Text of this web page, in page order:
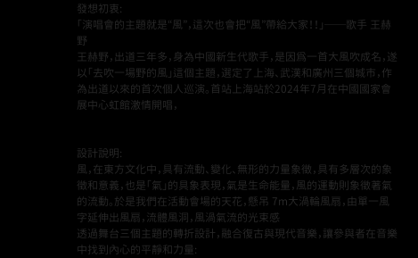
發想初衷:
「演唱會的主題就是“風”，這次也會把“風”帶給大家！！」──歌手 王赫
野
王赫野，出道三年多，身為中國新生代歌手，是因爲一首大風吹成名，遂
以「去吹一場野的風」這個主題，選定了上海、武漢和廣州三個城市，作
為出道以來的首次個人巡演。首站上海站於2024年7月在中國國家會
展中心虹館激情開唱，
設計說明:
風，在東方文化中，具有流動、變化、無形的力量象徵，具有多層次的象
徵和意義，也是「氣」的具象表現，氣是生命能量，風的運動則象徵著氣
的流動。於是我們在活動會場的天花，懸吊 7m大渦輪風扇，由單一風
字延伸出風扇，流體風洞，風渦氣流的光束感
透過舞台三個主題的轉折設計，融合復古與現代音樂，讓參與者在音樂
中找到內心的平靜和力量: